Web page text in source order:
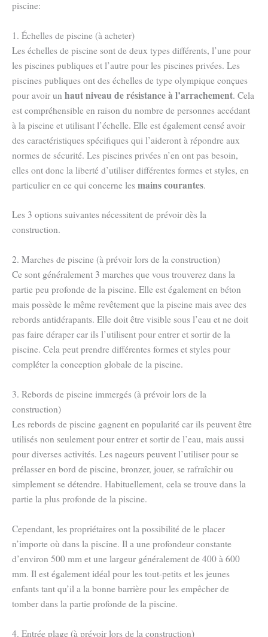
piscine:
1. Échelles de piscine (à acheter)
Les échelles de piscine sont de deux types différents, l’une pour
les piscines publiques et l’autre pour les piscines privées. Les
piscines publiques ont des échelles de type olympique conçues
pour avoir un haut niveau de résistance à l’arrachement. Cela
est compréhensible en raison du nombre de personnes accédant
à la piscine et utilisant l’échelle. Elle est également censé avoir
des caractéristiques spécifiques qui l’aideront à répondre aux
normes de sécurité. Les piscines privées n’en ont pas besoin,
elles ont donc la liberté d’utiliser différentes formes et styles, en
particulier en ce qui concerne les mains courantes.
Les 3 options suivantes nécessitent de prévoir dès la
construction.
2. Marches de piscine (à prévoir lors de la construction)
Ce sont généralement 3 marches que vous trouverez dans la
partie peu profonde de la piscine. Elle est également en béton
mais possède le même revêtement que la piscine mais avec des
rebords antidérapants. Elle doit être visible sous l’eau et ne doit
pas faire déraper car ils l’utilisent pour entrer et sortir de la
piscine. Cela peut prendre différentes formes et styles pour
compléter la conception globale de la piscine.
3. Rebords de piscine immergés (à prévoir lors de la
construction)
Les rebords de piscine gagnent en popularité car ils peuvent être
utilisés non seulement pour entrer et sortir de l’eau, mais aussi
pour diverses activités. Les nageurs peuvent l’utiliser pour se
prélasser en bord de piscine, bronzer, jouer, se rafraîchir ou
simplement se détendre. Habituellement, cela se trouve dans la
partie la plus profonde de la piscine.
Cependant, les propriétaires ont la possibilité de le placer
n’importe où dans la piscine. Il a une profondeur constante
d’environ 500 mm et une largeur généralement de 400 à 600
mm. Il est également idéal pour les tout-petits et les jeunes
enfants tant qu’il a la bonne barrière pour les empêcher de
tomber dans la partie profonde de la piscine.
4. Entrée plage (à prévoir lors de la construction)